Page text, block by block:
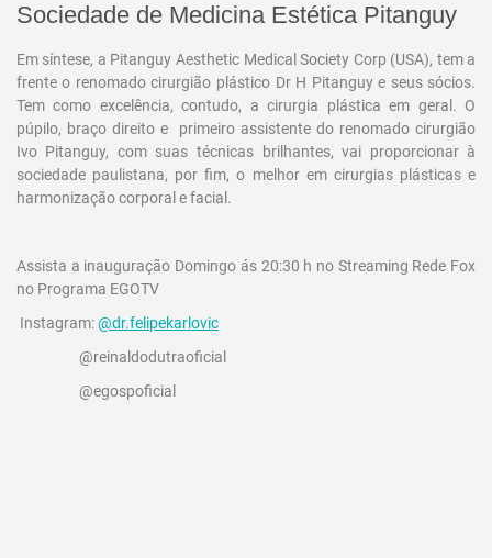
Sociedade de Medicina Estética Pitanguy
Em síntese, a Pitanguy Aesthetic Medical Society Corp (USA), tem a
frente o renomado cirurgião plástico Dr H Pitanguy e seus sócios.
Tem como excelência, contudo, a cirurgia plástica em geral. O
púpilo, braço direito e primeiro assistente do renomado cirurgião
Ivo Pitanguy, com suas técnicas brilhantes, vai proporcionar à
sociedade paulistana, por fim, o melhor em cirurgias plásticas e
harmonização corporal e facial.
Assista a inauguração Domingo ás 20:30 h no Streaming Rede Fox
no Programa EGOTV
Instagram:@dr.felipekarlovic
@reinaldodutraoficial
@egospoficial